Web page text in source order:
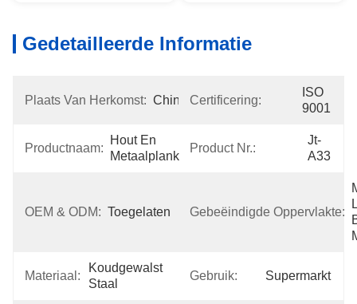
Gedetailleerde Informatie
Plaats Van Herkomst: China Certificering:
ISO
9001
Productnaam:
Hout En
Metaalplank
Product Nr.:
Jt-
A33
OEM & ODM: Toegelaten Gebeëindigde Oppervlakte:
Materiaal:
Koudgewalst
Staal
Gebruik: Supermarkt